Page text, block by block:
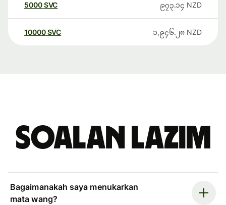
5000SVC ၉၇၃.၁၄ NZD
10000 SVC ၁,၉၄၆.၂၈ NZD
Soalan Lazim
Bagaimanakah saya menukarkan
mata wang?